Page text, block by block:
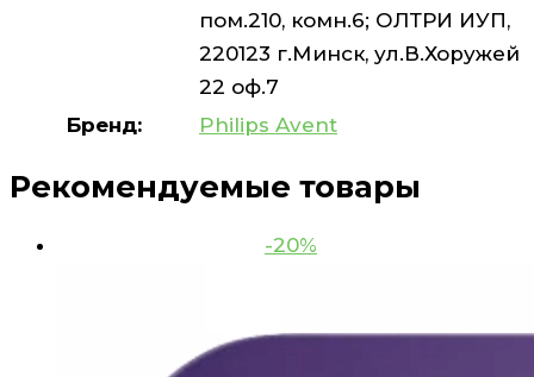
пом.210, комн.6; ОЛТРИ ИУП,
220123 г.Минск, ул.В.Хоружей
22 оф.7
Бренд:
Philips Avent
Рекомендуемые товары
-20%